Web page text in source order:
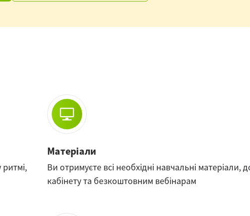
Матеріали
Ви отримуєте всі необхідні навчальні матеріали,
кабінету та безкоштовним вебінарам